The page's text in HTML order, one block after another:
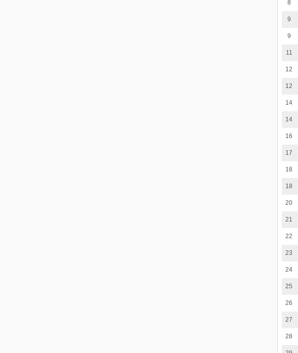
8
9
9
11
12
12
14
14
16
17
18
18
20
21
22
23
24
25
26
27
28